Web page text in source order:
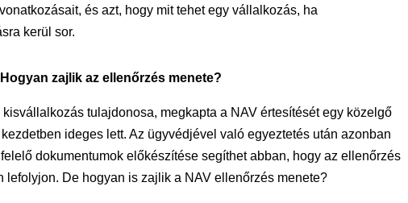
és azt, hogy mit tehet egy vállalkozás, ha
kerül sor.
zajlik az ellenőrzés menete?
kisvállalkozás tulajdonosa, megkapta a NAV értesítését egy közelgő
ideges lett. Az ügyvédjével való egyeztetés után azonban
dokumentumok előkészítése segíthet abban, hogy az ellenőrzés
lefolyjon. De hogyan is zajlik a NAV ellenőrzés menete?